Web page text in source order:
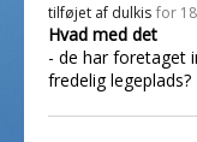
tilføjet af dulkis for
Hvad med det
- de har foretaget
fredelig legeplads?